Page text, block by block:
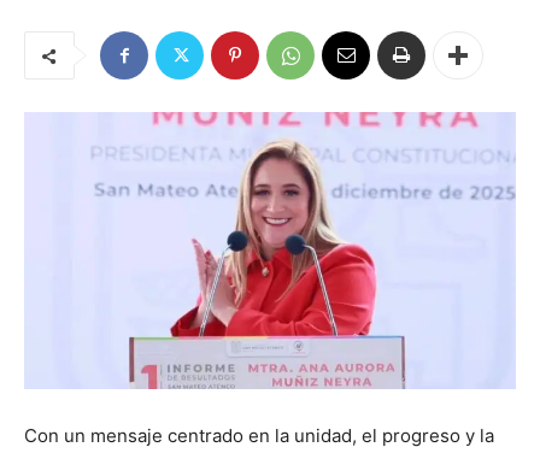
Con un mensaje centrado en la unidad, el progreso y la